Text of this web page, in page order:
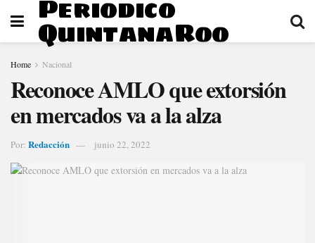
Periodico
QuintanaRoo
Home Nacional
Reconoce AMLO que extorsión
en mercados va a la alza
Por: Redacción junio 22, 2022